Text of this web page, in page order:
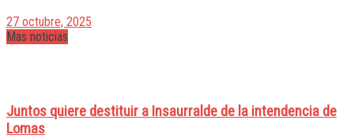
27 octubre, 2025
Mas noticias
Juntos quiere destituir a Insaurralde de la intendencia de
Lomas